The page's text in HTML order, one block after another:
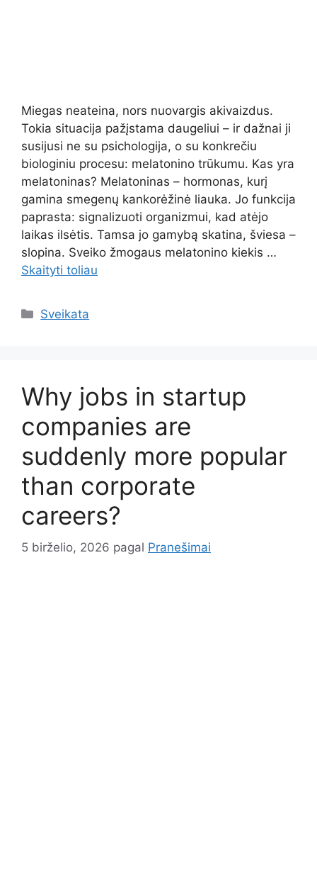
Miegas neateina, nors nuovargis akivaizdus.
Tokia situacija pažįstama daugeliui – ir dažnai ji
susijusi ne su psichologija, o su konkrečiu
biologiniu procesu: melatonino trūkumu. Kas yra
melatoninas? Melatoninas – hormonas, kurį
gamina smegenų kankorėžinė liauka. Jo funkcija
paprasta: signalizuoti organizmui, kad atėjo
laikas ilsėtis. Tamsa jo gamybą skatina, šviesa –
slopina. Sveiko žmogaus melatonino kiekis …
Skaityti toliau
Kategorijos
Sveikata
Why jobs in startup
companies are
suddenly more popular
than corporate
careers?
5 birželio, 2026 pagal Pranešimai